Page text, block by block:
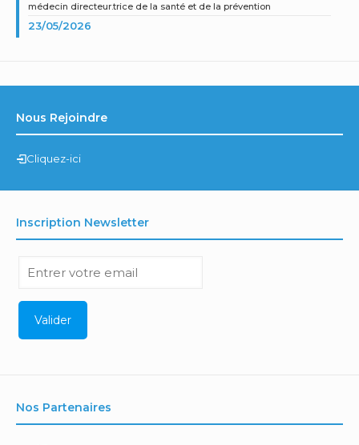
médecin directeur.trice de la santé et de la prévention
23/05/2026
Nous Rejoindre
Cliquez-ici
Inscription Newsletter
Nos Partenaires